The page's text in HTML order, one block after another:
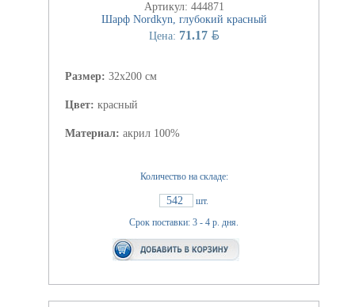
Артикул: 444871
Шарф Nordkyn, глубокий красный
Цена: 71.17 BYN
Размер: 32х200 см
Цвет: красный
Материал: акрил 100%
Количество на складе:
542
шт.
Срок поставки: 3 - 4 р. дня.